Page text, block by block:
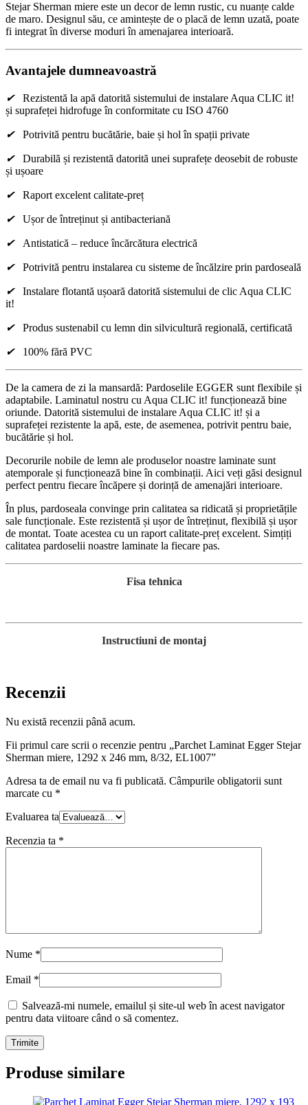
Stejar Sherman miere este un decor de lemn rustic, cu nuanțe calde
de maro. Designul său, ce amintește de o placă de lemn uzată, poate
fi integrat în diverse moduri în amenajarea interioară.
Avantajele dumneavoastră
✔ Rezistentă la apă datorită sistemului de instalare Aqua CLIC it!
și suprafeței hidrofuge în conformitate cu ISO 4760
✔ Potrivită pentru bucătărie, baie și hol în spații private
✔ Durabilă și rezistentă datorită unei suprafețe deosebit de robuste
și ușoare
✔ Raport excelent calitate-preț
✔ Ușor de întreținut și antibacteriană
✔ Antistatică – reduce încărcătura electrică
✔ Potrivită pentru instalarea cu sisteme de încălzire prin pardoseală
✔ Instalare flotantă ușoară datorită sistemului de clic Aqua CLIC
it!
✔ Produs sustenabil cu lemn din silvicultură regională, certificată
✔ 100% fără PVC
De la camera de zi la mansardă: Pardoselile EGGER sunt flexibile și
adaptabile. Laminatul nostru cu Aqua CLIC it! funcționează bine
oriunde. Datorită sistemului de instalare Aqua CLIC it! și a
suprafeței rezistente la apă, este, de asemenea, potrivit pentru baie,
bucătărie și hol.
Decorurile nobile de lemn ale produselor noastre laminate sunt
atemporale și funcționează bine în combinații. Aici veți găsi designul
perfect pentru fiecare încăpere și dorință de amenajări interioare.
În plus, pardoseala convinge prin calitatea sa ridicată și proprietățile
sale funcționale. Este rezistentă și ușor de întreținut, flexibilă și ușor
de montat. Toate acestea cu un raport calitate-preț excelent. Simțiți
calitatea pardoselii noastre laminate la fiecare pas.
Fisa tehnica
Instructiuni de montaj
Recenzii
Nu există recenzii până acum.
Fii primul care scrii o recenzie pentru „Parchet Laminat Egger Stejar
Sherman miere, 1292 x 246 mm, 8/32, EL1007”
Adresa ta de email nu va fi publicată. Câmpurile obligatorii sunt
marcate cu *
Evaluarea ta
Recenzia ta *
Nume *
Email *
Salvează-mi numele, emailul și site-ul web în acest navigator
pentru data viitoare când o să comentez.
Produse similare